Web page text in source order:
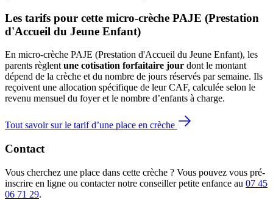
Les tarifs pour cette micro-crèche PAJE (Prestation
d'Accueil du Jeune Enfant)
En micro-crèche PAJE (Prestation d'Accueil du Jeune Enfant), les
parents règlent une cotisation forfaitaire jour dont le montant
dépend de la crèche et du nombre de jours réservés par semaine. Ils
reçoivent une allocation spécifique de leur CAF, calculée selon le
revenu mensuel du foyer et le nombre d’enfants à charge.
Tout savoir sur le tarif d’une place en crèche
Contact
Vous cherchez une place dans cette crèche ? Vous pouvez vous pré-
inscrire en ligne ou contacter notre conseiller petite enfance au 07 45
06 71 29.